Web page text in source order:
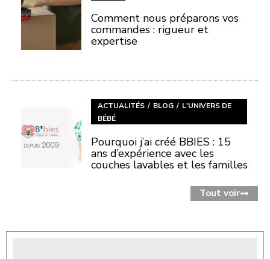
Comment nous préparons vos
commandes : rigueur et
expertise
ACTUALITÉS BLOG
L'UNIVERS DE
BÉBÉ
Pourquoi j’ai créé BBIES : 15
ans d’expérience avec les
couches lavables et les familles
Tout voir